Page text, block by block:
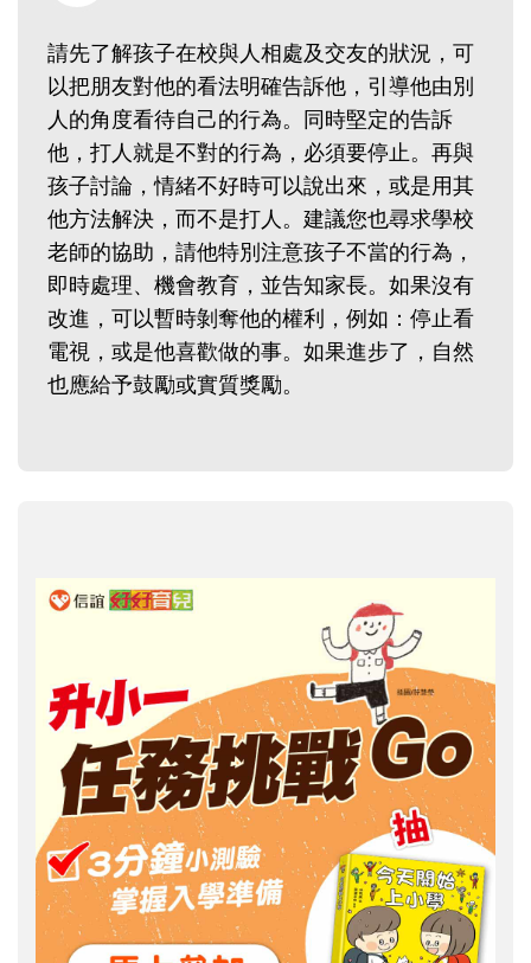
請先了解孩子在校與人相處及交友的狀況，可
以把朋友對他的看法明確告訴他，引導他由別
人的角度看待自己的行為。同時堅定的告訴
他，打人就是不對的行為，必須要停止。再與
孩子討論，情緒不好時可以說出來，或是用其
他方法解決，而不是打人。建議您也尋求學校
老師的協助，請他特別注意孩子不當的行為，
即時處理、機會教育，並告知家長。如果沒有
改進，可以暫時剝奪他的權利，例如：停止看
電視，或是他喜歡做的事。如果進步了，自然
也應給予鼓勵或實質獎勵。